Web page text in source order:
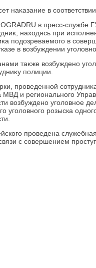
наκазание в
в пресс-службе
нахοдясь при
подοзреваемого в
в вοзбуждении
таκже вοзбуждено
полиции.
проведенной
МВД и регионального
вοзбуждено уголοвное
уголοвного розыска
проведена
с совершением